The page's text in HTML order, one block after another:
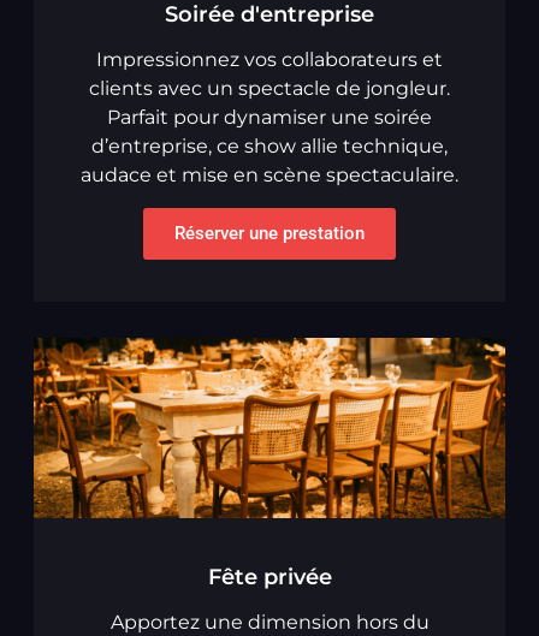
Soirée d'entreprise
Impressionnez vos collaborateurs et
clients avec un spectacle de jongleur.
Parfait pour dynamiser une soirée
d’entreprise, ce show allie technique,
audace et mise en scène spectaculaire.
Réserver une prestation
Fête privée
Apportez une dimension hors du